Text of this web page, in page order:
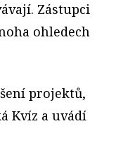
Zástupci
ohledech
projektů,
Kvíz a uvádí